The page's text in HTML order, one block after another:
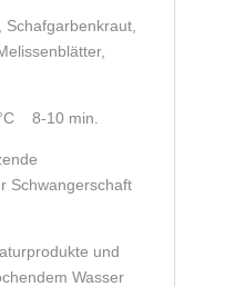
8-10 min.
Schwangerschaft
und
Wasser